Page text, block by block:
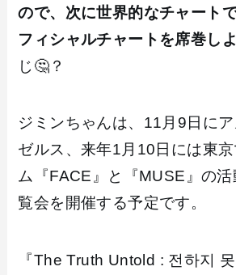
ので、次に世界的なチャート
フィシャルチャートを席巻し
じ🤔？
ジミンちゃんは、11月9日に
ゼルス、来年1月10日には東
ム『FACE』と『MUSE』の
覧会を開催する予定です。
『The Truth Untold : 전하지